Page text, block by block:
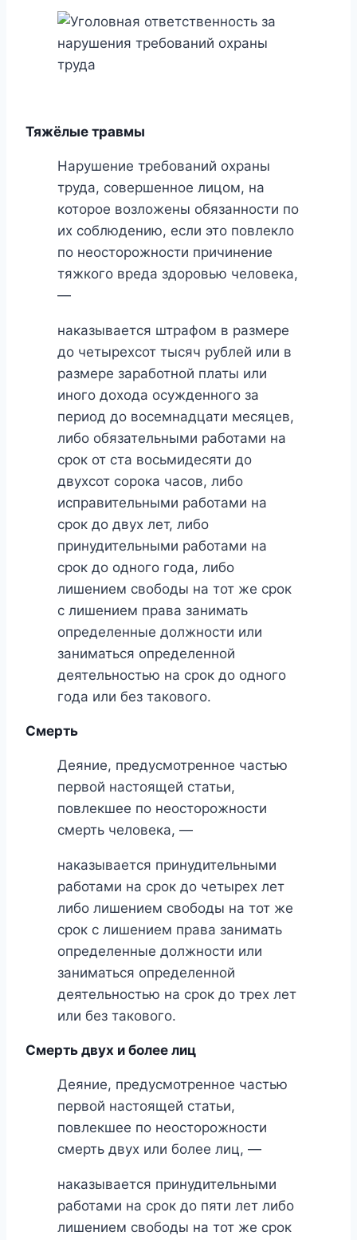
Тяжёлые травмы
Нарушение требований охраны
труда, совершенное лицом, на
которое возложены обязанности по
их соблюдению, если это повлекло
по неосторожности причинение
тяжкого вреда здоровью человека,
—
наказывается штрафом в размере
до четырехсот тысяч рублей или в
размере заработной платы или
иного дохода осужденного за
период до восемнадцати месяцев,
либо обязательными работами на
срок от ста восьмидесяти до
двухсот сорока часов, либо
исправительными работами на
срок до двух лет, либо
принудительными работами на
срок до одного года, либо
лишением свободы на тот же срок
с лишением права занимать
определенные должности или
заниматься определенной
деятельностью на срок до одного
года или без такового.
Смерть
Деяние, предусмотренное частью
первой настоящей статьи,
повлекшее по неосторожности
смерть человека, —
наказывается принудительными
работами на срок до четырех лет
либо лишением свободы на тот же
срок с лишением права занимать
определенные должности или
заниматься определенной
деятельностью на срок до трех лет
или без такового.
Смерть двух и более лиц
Деяние, предусмотренное частью
первой настоящей статьи,
повлекшее по неосторожности
смерть двух или более лиц, —
наказывается принудительными
работами на срок до пяти лет либо
лишением свободы на тот же срок